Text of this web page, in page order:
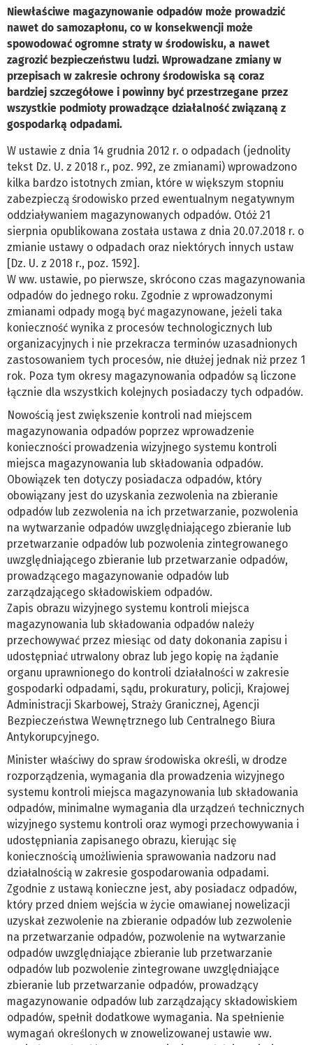
Niewłaściwe magazynowanie odpadów może prowadzić
nawet do samozapłonu, co w konsekwencji może
spowodować ogromne straty w środowisku, a nawet
zagrozić bezpieczeństwu ludzi. Wprowadzane zmiany w
przepisach w zakresie ochrony środowiska są coraz
bardziej szczegółowe i powinny być przestrzegane przez
wszystkie podmioty prowadzące działalność związaną z
gospodarką odpadami.
W ustawie z dnia 14 grudnia 2012 r. o odpadach (jednolity
tekst Dz. U. z 2018 r., poz. 992, ze zmianami) wprowadzono
kilka bardzo istotnych zmian, które w większym stopniu
zabezpieczą środowisko przed ewentualnym negatywnym
oddziaływaniem magazynowanych odpadów. Otóż 21
sierpnia opublikowana została ustawa z dnia 20.07.2018 r. o
zmianie ustawy o odpadach oraz niektórych innych ustaw
[Dz. U. z 2018 r., poz. 1592].
W ww. ustawie, po pierwsze, skrócono czas magazynowania
odpadów do jednego roku. Zgodnie z wprowadzonymi
zmianami odpady mogą być magazynowane, jeżeli taka
konieczność wynika z procesów technologicznych lub
organizacyjnych i nie przekracza terminów uzasadnionych
zastosowaniem tych procesów, nie dłużej jednak niż przez 1
rok. Poza tym okresy magazynowania odpadów są liczone
łącznie dla wszystkich kolejnych posiadaczy tych odpadów.
Nowością jest zwiększenie kontroli nad miejscem
magazynowania odpadów poprzez wprowadzenie
konieczności prowadzenia wizyjnego systemu kontroli
miejsca magazynowania lub składowania odpadów.
Obowiązek ten dotyczy posiadacza odpadów, który
obowiązany jest do uzyskania zezwolenia na zbieranie
odpadów lub zezwolenia na ich przetwarzanie, pozwolenia
na wytwarzanie odpadów uwzględniającego zbieranie lub
przetwarzanie odpadów lub pozwolenia zintegrowanego
uwzględniającego zbieranie lub przetwarzanie odpadów,
prowadzącego magazynowanie odpadów lub
zarządzającego składowiskiem odpadów.
Zapis obrazu wizyjnego systemu kontroli miejsca
magazynowania lub składowania odpadów należy
przechowywać przez miesiąc od daty dokonania zapisu i
udostępniać utrwalony obraz lub jego kopię na żądanie
organu uprawnionego do kontroli działalności w zakresie
gospodarki odpadami, sądu, prokuratury, policji, Krajowej
Administracji Skarbowej, Straży Granicznej, Agencji
Bezpieczeństwa Wewnętrznego lub Centralnego Biura
Antykorupcyjnego.
Minister właściwy do spraw środowiska określi, w drodze
rozporządzenia, wymagania dla prowadzenia wizyjnego
systemu kontroli miejsca magazynowania lub składowania
odpadów, minimalne wymagania dla urządzeń technicznych
wizyjnego systemu kontroli oraz wymogi przechowywania i
udostępniania zapisanego obrazu, kierując się
koniecznością umożliwienia sprawowania nadzoru nad
działalnością w zakresie gospodarowania odpadami.
Zgodnie z ustawą konieczne jest, aby posiadacz odpadów,
który przed dniem wejścia w życie omawianej nowelizacji
uzyskał zezwolenie na zbieranie odpadów lub zezwolenie
na przetwarzanie odpadów, pozwolenie na wytwarzanie
odpadów uwzględniające zbieranie lub przetwarzanie
odpadów lub pozwolenie zintegrowane uwzględniające
zbieranie lub przetwarzanie odpadów, prowadzący
magazynowanie odpadów lub zarządzający składowiskiem
odpadów, spełnił dodatkowe wymagania. Na spełnienie
wymagań określonych w znowelizowanej ustawie ww.